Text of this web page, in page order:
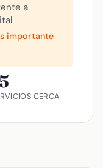
a
importante
CERCA